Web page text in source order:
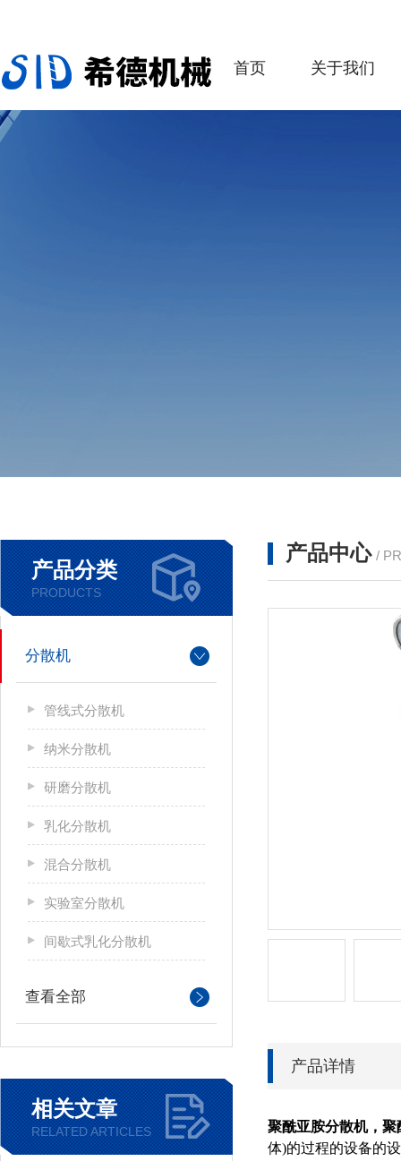
首页 关于我们
产品分类
PRODUCTS
分散机
管线式分散机
纳米分散机
研磨分散机
乳化分散机
混合分散机
实验室分散机
间歇式乳化分散机
查看全部
相关文章
RELATED ARTICLES
产品中心 /
产品详情
聚酰亚胺分散机，聚
体)的过程的设备的